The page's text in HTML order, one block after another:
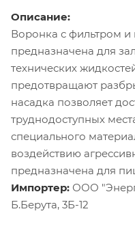
Описание:
Воронка с фильтром
предназначена для
технических
предотвращают
насадка позволяет
труднодоступных
специального
воздействию
предназначена для
Импортер: ООО
Б.Берута, 3Б-12